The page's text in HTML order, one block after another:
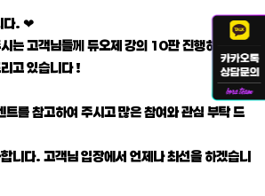
다. ❤
는 고객님들께 듀오제 강의 10판 진행하시면 1
고 있습니다 !
트를 참고하여 주시고 많은 참여와 관심 부탁 드
니다. 고객님 입장에서 언제나 최선을 하겠습니